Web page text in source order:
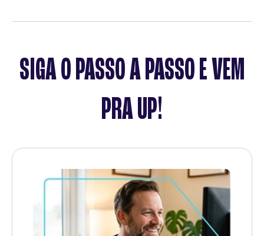
SIGA O PASSO A PASSO E VEM
PRA UP!